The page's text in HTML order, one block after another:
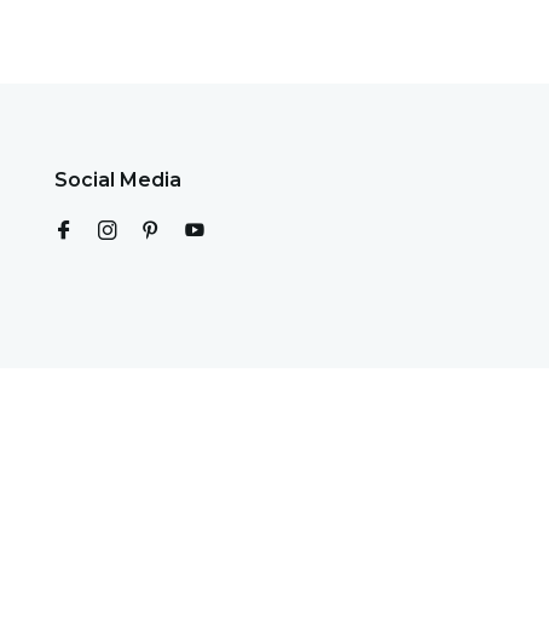
Social Media